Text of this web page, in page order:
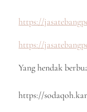
https://
https://
Yang hendak
https://